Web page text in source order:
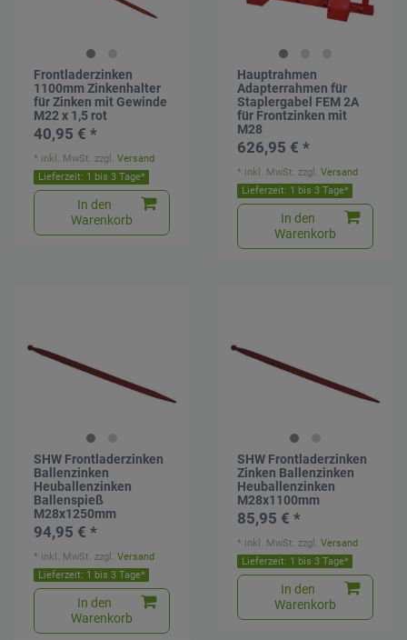
Frontladerzinken
1100mm Zinkenhalter
für Zinken mit Gewinde
M22 x 1,5 rot
40,95 € *
Lieferzeit: 1 bis 3 Tage*
In den
Warenkorb
* inkl. MwSt. zzgl.Versand
Hauptrahmen
Adapterrahmen für
Staplergabel FEM 2A
für Frontzinken mit
M28
626,95 € *
Lieferzeit: 1 bis 3 Tage*
In den
Warenkorb
* inkl. MwSt. zzgl.Versand
SHW Frontladerzinken
Ballenzinken
Heuballenzinken
Ballenspieß
M28x1250mm
94,95 € *
Lieferzeit: 1 bis 3 Tage*
In den
Warenkorb
* inkl. MwSt. zzgl.Versand
SHW Frontladerzinken
Zinken Ballenzinken
Heuballenzinken
M28x1100mm
85,95 € *
Lieferzeit: 1 bis 3 Tage*
In den
Warenkorb
* inkl. MwSt. zzgl.Versand